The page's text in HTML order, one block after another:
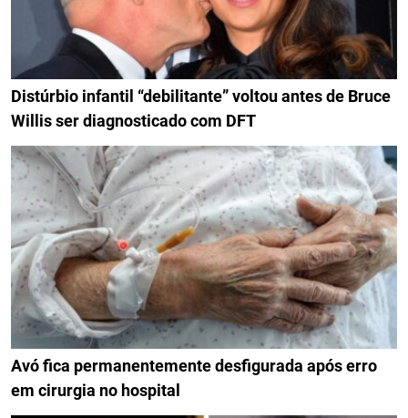
Distúrbio infantil “debilitante” voltou antes de Bruce
Willis ser diagnosticado com DFT
Avó fica permanentemente desfigurada após erro
em cirurgia no hospital